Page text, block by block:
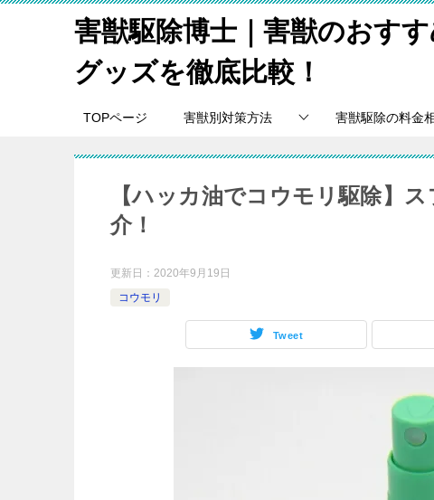
害獣駆除博士｜害獣のおす
グッズを徹底比較！
TOPページ 害獣別対策方法 害獣駆除の料金
【ハッカ油でコウモリ駆除】
介！
更新日： 2020年9月19日
コウモリ
Tweet